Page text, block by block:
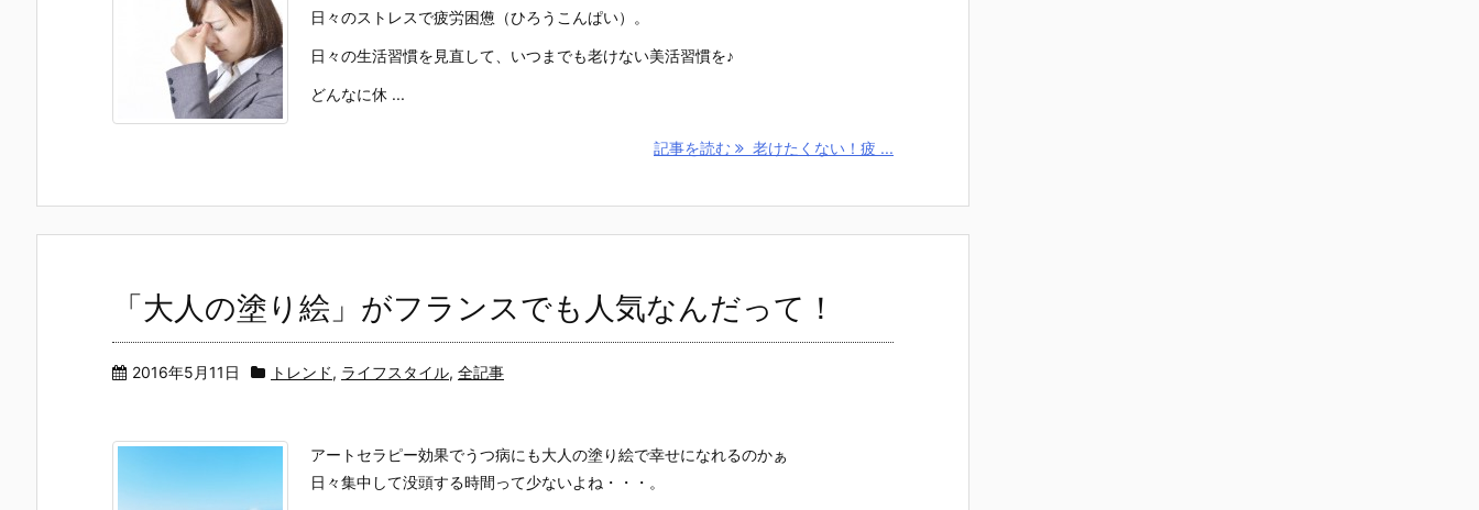
日々のストレスで疲労困憊（ひろうこんぱい）。
日々の生活習慣を見直して、いつまでも老けない美活習慣を♪
どんなに休 ...
記事を読む 老けたくない！疲 ...
「大人の塗り絵」がフランスでも人気なんだって！
2016年5月11日 トレンド, ライフスタイル, 全記事
アートセラピー効果でうつ病にも大人の塗り絵で幸せになれるのかぁ
日々集中して没頭する時間って少ないよね・・・。